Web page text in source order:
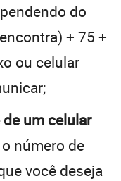
do
+ 75 +
ou celular
um celular
número de
você deseja